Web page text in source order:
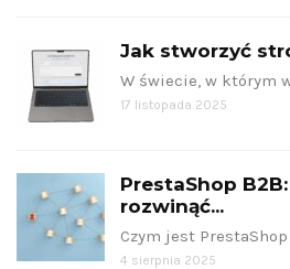
Jak stworzyć
W świecie, w którym
17 listopada 2025
PrestaShop
rozwinąć...
Czym jest
4 sierpnia 2025